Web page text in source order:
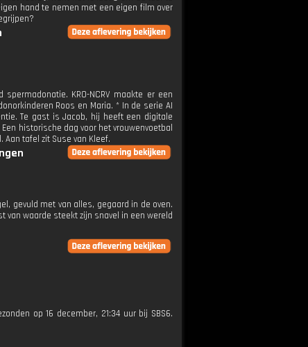
hand te nemen met een eigen film over
KRO-NCRV maakte er een
Roos en Maria. * In de serie AI
Te gast is Jacob, hij heeft een digitale
historische dag voor het vrouwenvoetbal
tafel zit Suse van Kleef.
gevuld met van alles, gegaard in de oven.
van waarde steekt zijn snavel in een wereld
op 16 december, 21:34 uur bij SBS6.